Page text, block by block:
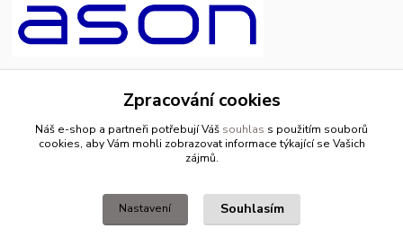
+420 799 500 769
pracovní dny 8-11hod.,13-15hod.
Zpracování cookies
Náš e-shop a partneři potřebují Váš souhlas s použitím souborů
cookies, aby Vám mohli zobrazovat informace týkající se Vašich
zájmů.
Nastavení Souhlasím